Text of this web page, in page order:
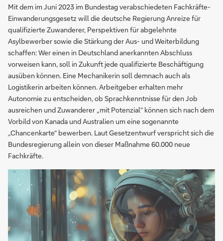
Mit dem im Juni 2023 im Bundestag verabschiedeten Fachkräfte-
Einwanderungsgesetz will die deutsche Regierung Anreize für
qualifizierte Zuwanderer, Perspektiven für abgelehnte
Asylbewerber sowie die Stärkung der Aus- und Weiterbildung
schaffen: Wer einen in Deutschland anerkannten Abschluss
vorweisen kann, soll in Zukunft jede qualifizierte Beschäftigung
ausüben können. Eine Mechanikerin soll demnach auch als
Logistikerin arbeiten können. Arbeitgeber erhalten mehr
Autonomie zu entscheiden, ob Sprachkenntnisse für den Job
ausreichen und Zuwanderer „mit Potenzial“ können sich nach dem
Vorbild von Kanada und Australien um eine sogenannte
„Chancenkarte“ bewerben. Laut Gesetzentwurf verspricht sich die
Bundesregierung allein von dieser Maßnahme 60.000 neue
Fachkräfte.